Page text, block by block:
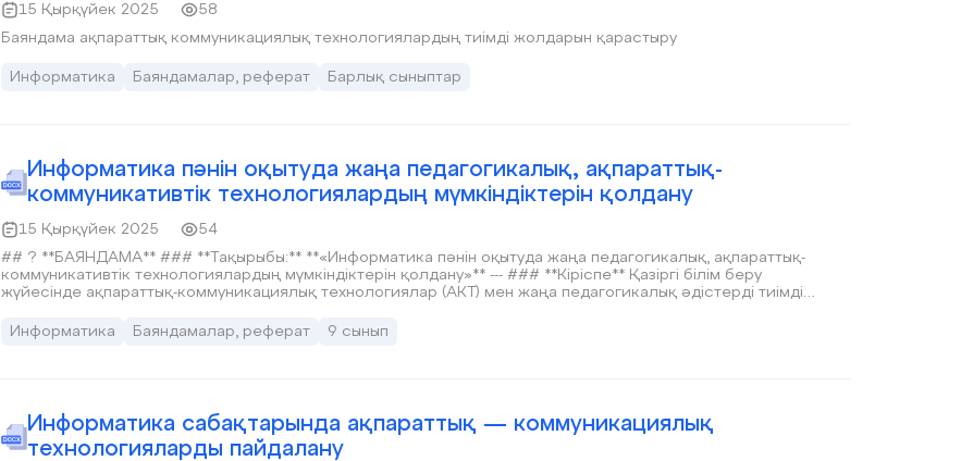
15 Қырқүйек 2025
58
Баяндама ақпараттық коммуникациялық технологиялардың тиімді жолдарын қарастыру
Информатика Баяндамалар, реферат Барлық сыныптар
Информатика пәнін оқытуда жаңа педагогикалық, ақпараттық-
коммуникативтік технологиялардың мүмкіндіктерін қолдану
15 Қырқүйек 2025
54
## ? **БАЯНДАМА** ### **Тақырыбы:** **«Информатика пәнін оқытуда жаңа педагогикалық, ақпараттық-
коммуникативтік технологиялардың мүмкіндіктерін қолдану»** --- ### **Кіріспе** Қазіргі білім беру
жүйесінде ақпараттық-коммуникациялық технологиялар (АКТ) мен жаңа педагогикалық әдістерді тиімді
емес, сонымен қатар оқушылардың цифрлық сауаттылығын, логикалық ойлау қабілетін, шығармашылық
және зерттеушілік дағдыларын дамыту міндеті тұр. --- ### **Негізгі бөлім** #### 1. **Ақпараттық-
ресурстар (bilimland.kz, Khan Academy, Google Classroom) * Мультимедиялық сабақтар * Электронды
оқулықтар * Бейнесабақт
Информатика Баяндамалар, реферат 9 сынып
Информатика сабақтарында ақпараттық — коммуникациялық
технологияларды пайдалану